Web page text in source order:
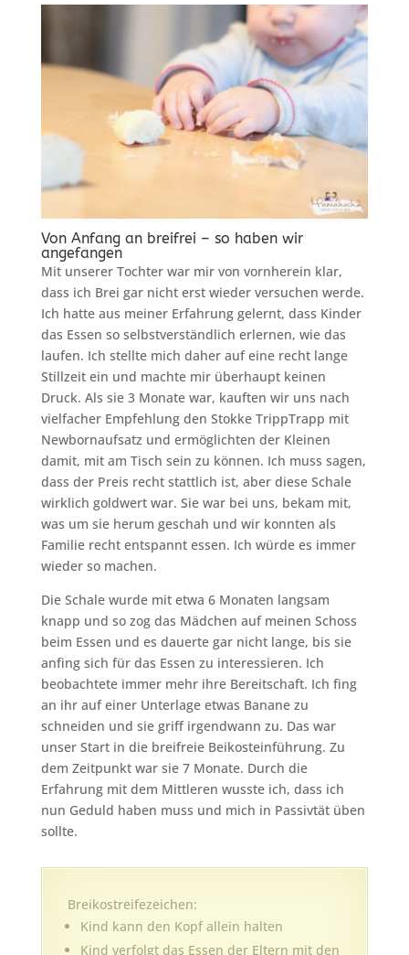
Von Anfang an breifrei – so haben wir
angefangen
Mit unserer Tochter war mir von vornherein klar,
dass ich Brei gar nicht erst wieder versuchen werde.
Ich hatte aus meiner Erfahrung gelernt, dass Kinder
das Essen so selbstverständlich erlernen, wie das
laufen. Ich stellte mich daher auf eine recht lange
Stillzeit ein und machte mir überhaupt keinen
Druck. Als sie 3 Monate war, kauften wir uns nach
vielfacher Empfehlung den Stokke TrippTrapp mit
Newbornaufsatz und ermöglichten der Kleinen
damit, mit am Tisch sein zu können. Ich muss sagen,
dass der Preis recht stattlich ist, aber diese Schale
wirklich goldwert war. Sie war bei uns, bekam mit,
was um sie herum geschah und wir konnten als
Familie recht entspannt essen. Ich würde es immer
wieder so machen.
Die Schale wurde mit etwa 6 Monaten langsam
knapp und so zog das Mädchen auf meinen Schoss
beim Essen und es dauerte gar nicht lange, bis sie
anfing sich für das Essen zu interessieren. Ich
beobachtete immer mehr ihre Bereitschaft. Ich fing
an ihr auf einer Unterlage etwas Banane zu
schneiden und sie griff irgendwann zu. Das war
unser Start in die breifreie Beikosteinführung. Zu
dem Zeitpunkt war sie 7 Monate. Durch die
Erfahrung mit dem Mittleren wusste ich, dass ich
nun Geduld haben muss und mich in Passivtät üben
sollte.
Breikostreifezeichen:
Kind kann den Kopf allein halten
Kind verfolgt das Essen der Eltern mit den